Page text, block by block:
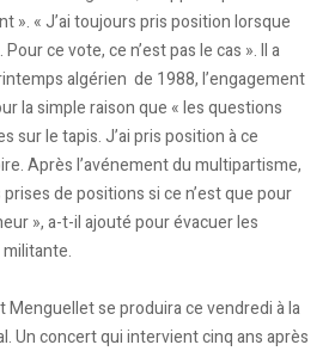
». « J’ai toujours pris position lorsque
ce vote, ce n’est pas le cas ». Il a
algérien de 1988, l’engagement
la simple raison que « les questions
sur le tapis. J’ai pris position à ce
Après l’avénement du multipartisme,
de positions si ce n’est que pour
», a-t-il ajouté pour évacuer les
Menguellet se produira ce vendredi à la
Un concert qui intervient cinq ans après